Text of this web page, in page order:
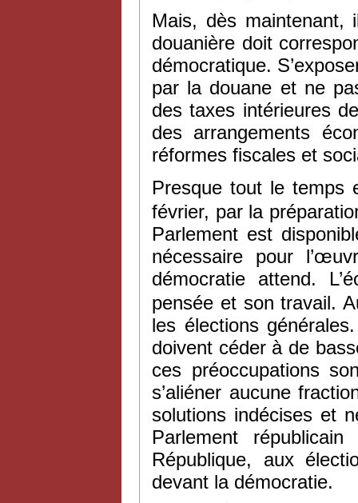
Mais, dès maintenant,
douanière doit
démocratique.
par la douane et ne
des taxes intérieures
des arrangements
réformes fiscales et
Presque tout le temps
février, par la
Parlement est
nécessaire pour
démocratie attend.
pensée et son travail.
les élections
doivent céder à de
ces préoccupations
s’aliéner aucune
solutions indécises et
Parlement
République, aux
devant la démocratie.